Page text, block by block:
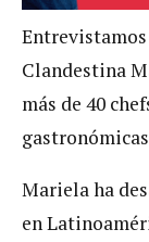
Clandestina
más de 40
Mariela ha
en